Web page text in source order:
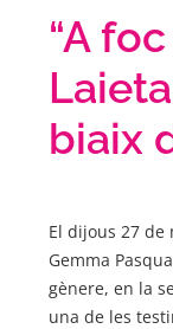
“A
biaix
El dijous 27
Gemma
gènere, en la
una de les